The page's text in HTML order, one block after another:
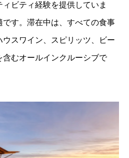
ビティ経験を提供していま
す。滞在中は、すべての食事
スワイン、スピリッツ、ビー
含むオールインクルーシブで